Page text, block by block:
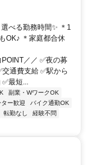
べる勤務時間✨ ＊1
OK♪ ＊家庭都合休
／／ ✅夜の募
通費支給 ✅駅から
最短...
副業・WワークOK
ター歓迎
バイク通勤OK
転勤なし
経験不問